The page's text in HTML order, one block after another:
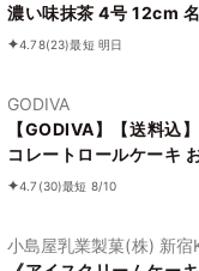
濃い味抹茶 4号 12cm
ジ 選択可 チョコプレート お中元
4.78(23)最短 明日
GODIVA
【GODIVA】【送料込
コレートロールケーキ
4.7 (30)最短 8/10
小島屋乳業製菓(株) 新宿